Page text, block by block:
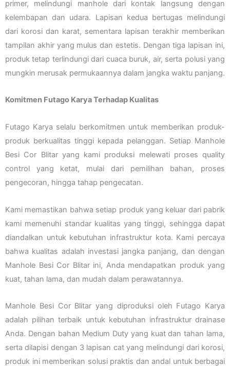
primer, melindungi manhole dari kontak langsung dengan
kelembapan dan udara. Lapisan kedua bertugas melindungi
dari korosi dan karat, sementara lapisan terakhir memberikan
tampilan akhir yang mulus dan estetis. Dengan tiga lapisan ini,
produk tetap terlindungi dari cuaca buruk, air, serta polusi yang
mungkin merusak permukaannya dalam jangka waktu panjang.
Komitmen Futago Karya Terhadap Kualitas
Futago Karya selalu berkomitmen untuk memberikan produk-
produk berkualitas tinggi kepada pelanggan. Setiap Manhole
Besi Cor Blitar yang kami produksi melewati proses quality
control yang ketat, mulai dari pemilihan bahan, proses
pengecoran, hingga tahap pengecatan.
Kami memastikan bahwa setiap produk yang keluar dari pabrik
kami memenuhi standar kualitas yang tinggi, sehingga dapat
diandalkan untuk kebutuhan infrastruktur kota. Kami percaya
bahwa kualitas adalah investasi jangka panjang, dan dengan
Manhole Besi Cor Blitar ini, Anda mendapatkan produk yang
kuat, tahan lama, dan mudah dalam perawatannya.
Manhole Besi Cor Blitar yang diproduksi oleh Futago Karya
adalah pilihan terbaik untuk kebutuhan infrastruktur drainase
Anda. Dengan bahan Medium Duty yang kuat dan tahan lama,
serta dilapisi dengan 3 lapisan cat yang melindungi dari korosi,
produk ini memberikan solusi praktis dan andal untuk berbagai